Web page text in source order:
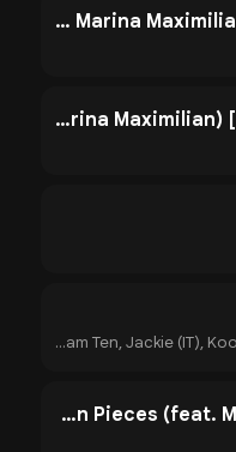
Million Pieces (feat. Marina Maximilian) [Malive Remix]
Million Pieces (feat. Marina Maximilian) [Kino Todo Remix]
Adam Ten, Jackie (IT), Kool & The Gang & Mary N
Million Pieces (feat. Marina Maximilian)